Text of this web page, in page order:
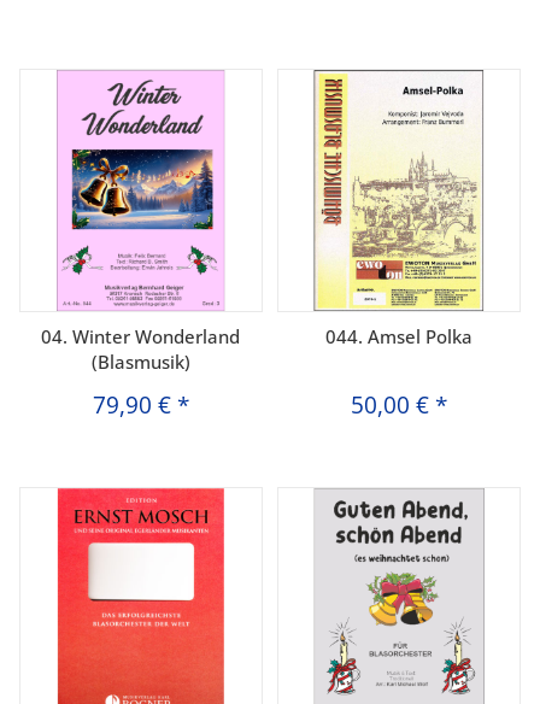
04. Winter Wonderland
(Blasmusik)
79,90 € *
044. Amsel Polka
50,00 € *